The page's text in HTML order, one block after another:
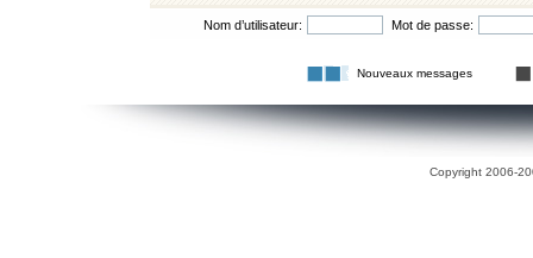
Nom d’utilisateur: Mot de passe:
Nouveaux messages
Copyright 2006-